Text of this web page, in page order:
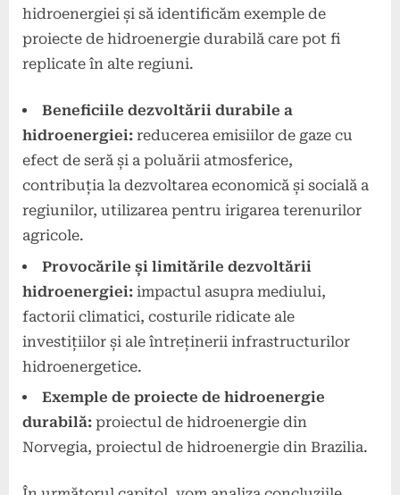
hidroenergiei și să identificăm exemple de
proiecte de hidroenergie durabilă care pot fi
replicate în alte regiuni.
Beneficiile dezvoltării durabile a
hidroenergiei: reducerea emisiilor de gaze cu
efect de seră și a poluării atmosferice,
contribuția la dezvoltarea economică și socială a
regiunilor, utilizarea pentru irigarea terenurilor
agricole.
Provocările și limitările dezvoltării
hidroenergiei: impactul asupra mediului,
factorii climatici, costurile ridicate ale
investițiilor și ale întreținerii infrastructurilor
hidroenergetice.
Exemple de proiecte de hidroenergie
durabilă: proiectul de hidroenergie din
Norvegia, proiectul de hidroenergie din Brazilia.